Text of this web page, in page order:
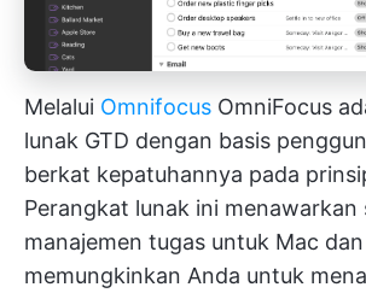
Melalui Omnifocus OmniFocus
lunak GTD dengan basis
berkat kepatuhannya pada
Perangkat lunak ini menawarkan
manajemen tugas untuk Mac
memungkinkan Anda untuk